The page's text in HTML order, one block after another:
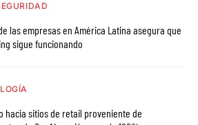
las empresas en América Latina asegura que
sigue funcionando
hacia sitios de retail proveniente de